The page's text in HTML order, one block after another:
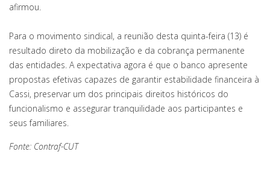
afirmou.
Para o movimento sindical, a reunião desta quinta-feira (13) é
resultado direto da mobilização e da cobrança permanente
das entidades. A expectativa agora é que o banco apresente
propostas efetivas capazes de garantir estabilidade financeira à
Cassi, preservar um dos principais direitos históricos do
funcionalismo e assegurar tranquilidade aos participantes e
seus familiares.
Fonte: Contraf-CUT